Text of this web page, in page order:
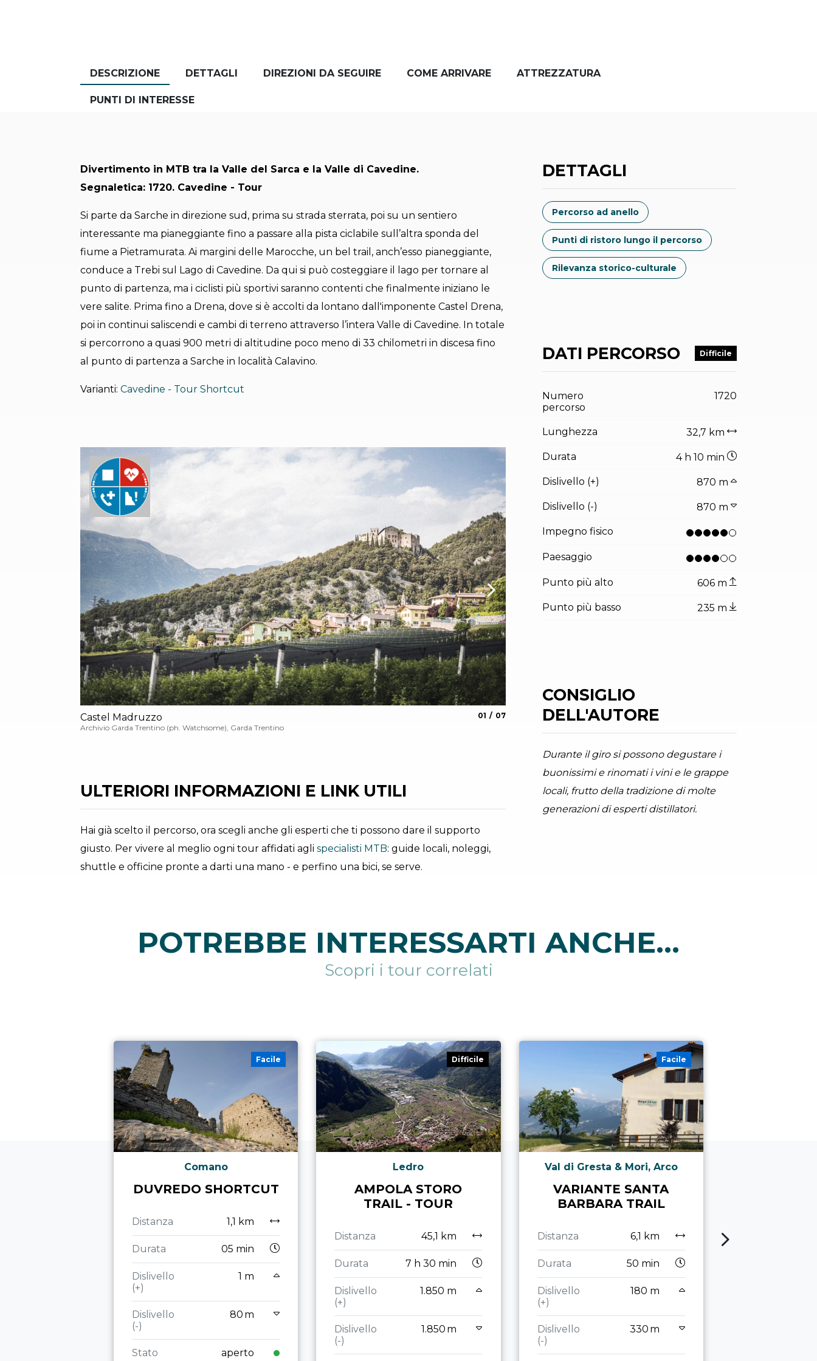
DESCRIZIONE DETTAGLI DIREZIONI DA SEGUIRE COME ARRIVARE ATTREZZATURA
PUNTI DI INTERESSE
Divertimento in MTB tra la Valle del Sarca e la Valle di Cavedine.
Segnaletica: 1720. Cavedine - Tour
Si parte da Sarche in direzione sud, prima su strada sterrata, poi su un sentiero
interessante ma pianeggiante fino a passare alla pista ciclabile sull’altra sponda del
fiume a Pietramurata. Ai margini delle Marocche, un bel trail, anch’esso pianeggiante,
conduce a Trebi sul Lago di Cavedine. Da qui si può costeggiare il lago per tornare al
punto di partenza, ma i ciclisti più sportivi saranno contenti che finalmente iniziano le
vere salite. Prima fino a Drena, dove si è accolti da lontano dall'imponente Castel Drena,
poi in continui saliscendi e cambi di terreno attraverso l’intera Valle di Cavedine. In totale
si percorrono a quasi 900 metri di altitudine poco meno di 33 chilometri in discesa fino
al punto di partenza a Sarche in località Calavino.
Varianti: Cavedine - Tour Shortcut
Castel Madruzzo
Archivio Garda Trentino (ph. Watchsome), Garda Trentino
Castel Toblino
aria.slide_indicator.prefix
01 aria.slide_indicator.of
07
ULTERIORI INFORMAZIONI E LINK UTILI
Hai già scelto il percorso, ora scegli anche gli esperti che ti possono dare il supporto
giusto. Per vivere al meglio ogni tour affidati agli specialisti MTB: guide locali, noleggi,
shuttle e officine pronte a darti una mano - e perfino una bici, se serve.
DETTAGLI
Percorso ad anello
Punti di ristoro lungo il percorso
Rilevanza storico-culturale
DATI PERCORSO Difficile
Numero
percorso
1720
Lunghezza 32,7 km
Durata 4 h 10 min
Dislivello (+) 870 m
Dislivello (-) 870 m
Impegno fisico
Paesaggio
Punto più alto 606 m
Punto più basso 235 m
CONSIGLIO
DELL'AUTORE
Durante il giro si possono degustare i
buonissimi e rinomati i vini e le grappe
locali, frutto della tradizione di molte
generazioni di esperti distillatori.
POTREBBE INTERESSARTI ANCHE...
Scopri i tour correlati
Facile
Comano
DUVREDO SHORTCUT
Distanza 1,1 km
Durata 05 min
Dislivello
(+)
1 m
Dislivello
(-)
80 m
Stato aperto
Difficile
Ledro
AMPOLA STORO
TRAIL - TOUR
Distanza 45,1 km
Durata 7 h 30 min
Dislivello
(+)
1.850 m
Dislivello
(-)
1.850 m
Facile
Val di Gresta & Mori, Arco
VARIANTE SANTA
BARBARA TRAIL
Distanza 6,1 km
Durata 50 min
Dislivello
(+)
180 m
Dislivello
(-)
330 m